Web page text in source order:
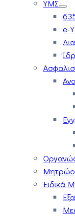
ΥΜΣ
e-
Ειδικά